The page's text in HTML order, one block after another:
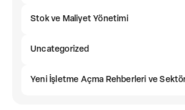
Stok ve Maliyet Yönetimi
Uncategorized
Yeni İşletme Açma Rehberleri ve